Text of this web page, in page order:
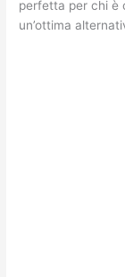
perfetta per chi è
un’ottima